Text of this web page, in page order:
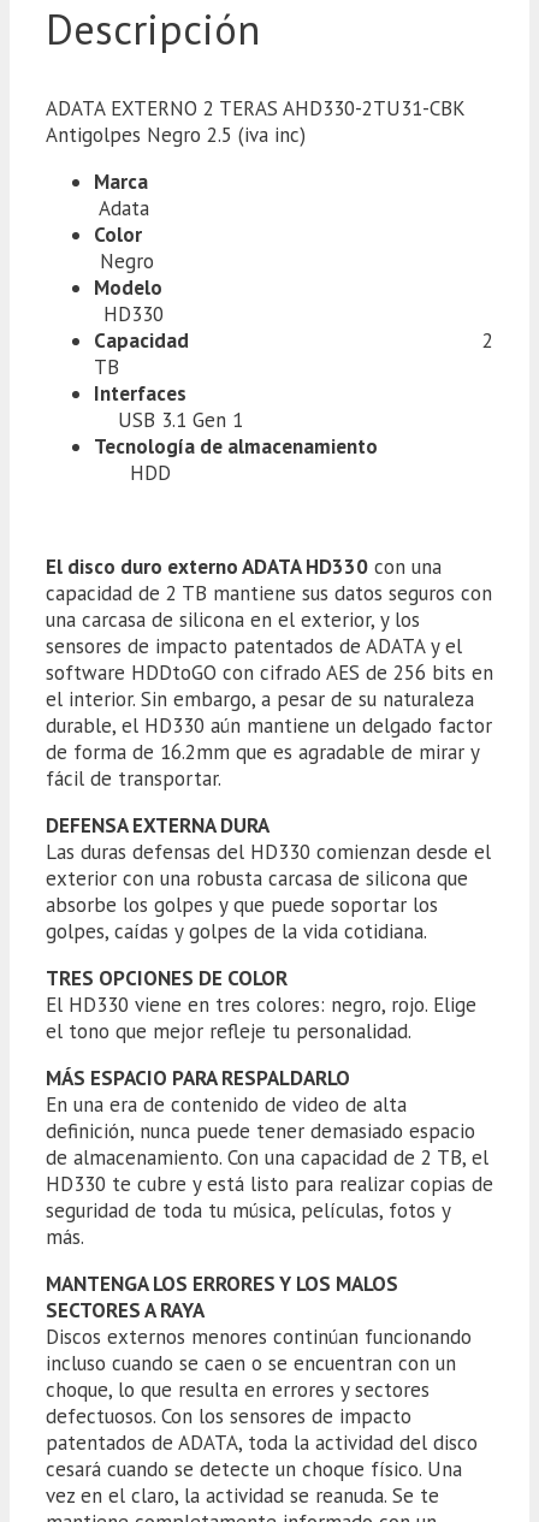
Descripción
ADATA EXTERNO 2 TERAS AHD330-2TU31-CBK
Antigolpes Negro 2.5 (iva inc)
Marca
Adata
Color
Negro
Modelo
HD330
Capacidad 2
TB
Interfaces
USB 3.1 Gen 1
Tecnología de almacenamiento
HDD
El disco duro externo ADATA HD330 con una
capacidad de 2 TB mantiene sus datos seguros con
una carcasa de silicona en el exterior, y los
sensores de impacto patentados de ADATA y el
software HDDtoGO con cifrado AES de 256 bits en
el interior. Sin embargo, a pesar de su naturaleza
durable, el HD330 aún mantiene un delgado factor
de forma de 16.2mm que es agradable de mirar y
fácil de transportar.
DEFENSA EXTERNA DURA
Las duras defensas del HD330 comienzan desde el
exterior con una robusta carcasa de silicona que
absorbe los golpes y que puede soportar los
golpes, caídas y golpes de la vida cotidiana.
TRES OPCIONES DE COLOR
El HD330 viene en tres colores: negro, rojo. Elige
el tono que mejor refleje tu personalidad.
MÁS ESPACIO PARA RESPALDARLO
En una era de contenido de video de alta
definición, nunca puede tener demasiado espacio
de almacenamiento. Con una capacidad de 2 TB, el
HD330 te cubre y está listo para realizar copias de
seguridad de toda tu música, películas, fotos y
más.
MANTENGA LOS ERRORES Y LOS MALOS
SECTORES A RAYA
Discos externos menores continúan funcionando
incluso cuando se caen o se encuentran con un
choque, lo que resulta en errores y sectores
defectuosos. Con los sensores de impacto
patentados de ADATA, toda la actividad del disco
cesará cuando se detecte un choque físico. Una
vez en el claro, la actividad se reanuda. Se te